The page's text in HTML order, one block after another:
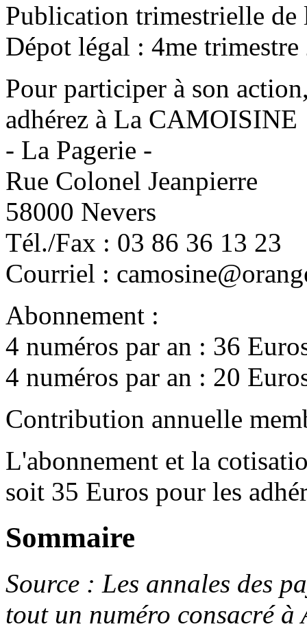
Publication trimestrielle de
Dépot légal : 4me trimestre
Pour participer à son
adhérez à La CAMOISINE
- La Pagerie -
Rue Colonel Jeanpierre
58000 Nevers
Tél./Fax : 03 86 36 13 23
Courriel :
Abonnement :
4 numéros par an : 36
4 numéros par an : 20
Contribution annuelle
L'abonnement et la
soit 35 Euros pour les
Sommaire
Source : Les annales des
tout un numéro consacré